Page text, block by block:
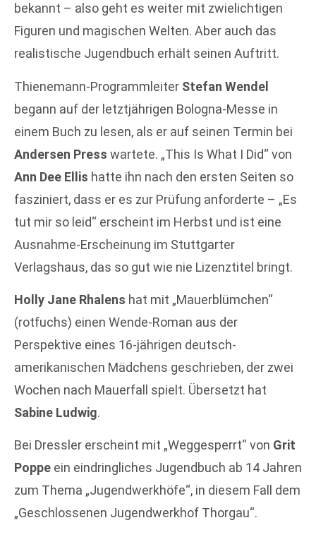
bekannt – also geht es weiter mit zwielichtigen
Figuren und magischen Welten. Aber auch das
realistische Jugendbuch erhält seinen Auftritt.
Thienemann-Programmleiter Stefan Wendel
begann auf der letztjährigen Bologna-Messe in
einem Buch zu lesen, als er auf seinen Termin bei
Andersen Press wartete. „This Is What I Did“ von
Ann Dee Ellis hatte ihn nach den ersten Seiten so
fasziniert, dass er es zur Prüfung anforderte – „Es
tut mir so leid“ erscheint im Herbst und ist eine
Ausnahme-Erscheinung im Stuttgarter
Verlagshaus, das so gut wie nie Lizenztitel bringt.
Holly Jane Rhalens hat mit „Mauerblümchen“
(rotfuchs) einen Wende-Roman aus der
Perspektive eines 16-jährigen deutsch-
amerikanischen Mädchens geschrieben, der zwei
Wochen nach Mauerfall spielt. Übersetzt hat
Sabine Ludwig.
Bei Dressler erscheint mit „Weggesperrt“ von Grit
Poppe ein eindringliches Jugendbuch ab 14 Jahren
zum Thema „Jugendwerkhöfe“, in diesem Fall dem
„Geschlossenen Jugendwerkhof Thorgau“.